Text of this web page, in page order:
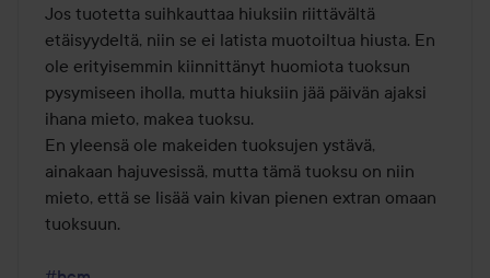
Jos tuotetta suihkauttaa hiuksiin riittävältä
etäisyydeltä, niin se ei latista muotoiltua hiusta. En
ole erityisemmin kiinnittänyt huomiota tuoksun
pysymiseen iholla, mutta hiuksiin jää päivän ajaksi
ihana mieto, makea tuoksu.
En yleensä ole makeiden tuoksujen ystävä,
ainakaan hajuvesissä, mutta tämä tuoksu on niin
mieto, että se lisää vain kivan pienen extran omaan
tuoksuun.